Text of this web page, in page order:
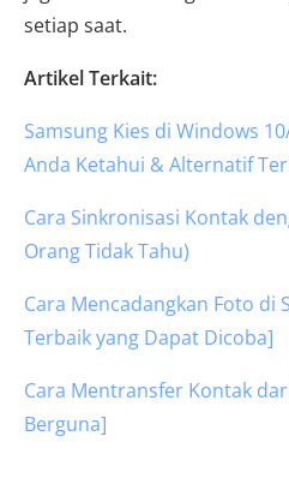
setiap saat.
Artikel Terkait:
Samsung Kies di Windows
Anda Ketahui & Alternatif
Cara Sinkronisasi Kontak
Orang Tidak Tahu)
Cara Mencadangkan Foto di
Terbaik yang Dapat Dicoba]
Cara Mentransfer Kontak
Berguna]